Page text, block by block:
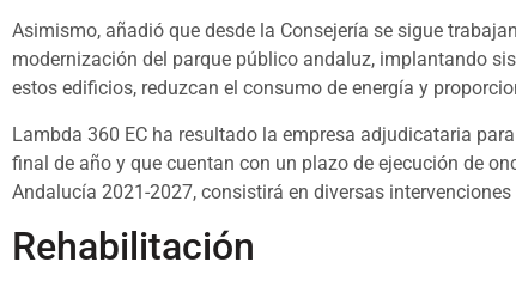
Asimismo, añadió que desde la Consejería se sigue
modernización del parque público andaluz, implantando
estos edificios, reduzcan el consumo de energía y
Lambda 360 EC ha resultado la empresa adjudicataria
final de año y que cuentan con un plazo de ejecución de
Andalucía 2021-2027, consistirá en diversas
Rehabilitación